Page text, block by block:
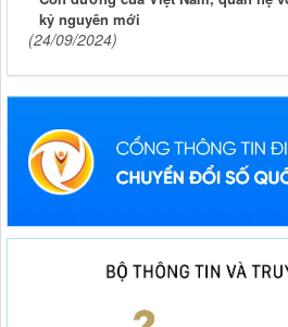
kỷ nguyên mới
(24/09/2024)